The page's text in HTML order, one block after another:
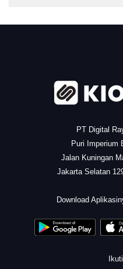
PT Digital
Puri Imperium
Jalan Kuningan
Jakarta Selatan
Download